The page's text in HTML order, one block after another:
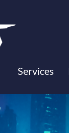
Services